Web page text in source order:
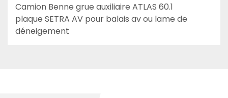
Camion Benne grue auxiliaire ATLAS 60.1
plaque SETRA AV pour balais av ou lame de
déneigement